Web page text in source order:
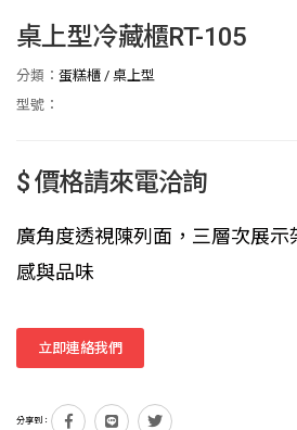
桌上型冷藏櫃RT-105
分類： 蛋糕櫃 / 桌上型
型號：
$ 價格請來電洽詢
廣角度透視陳列面，三層次展
感與品味
立即連絡我們
分享到：